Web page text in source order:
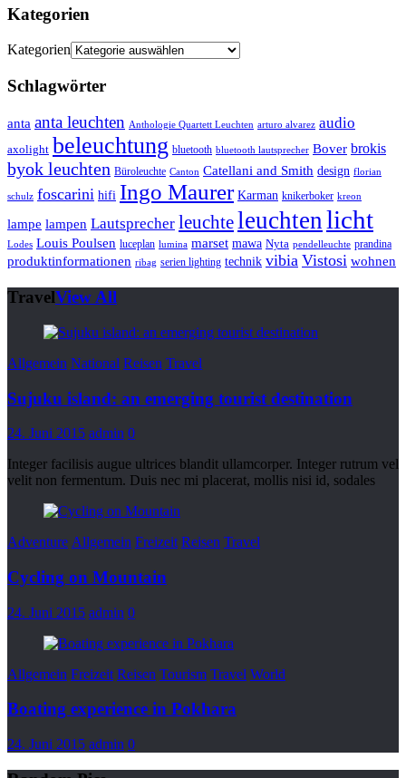
Kategorien
Kategorien
Schlagwörter
anta anta leuchten Anthologie Quartett Leuchten arturo alvarez audio
axolight beleuchtung bluetooth bluetooth lautsprecher Bover brokis
byok leuchten Büroleuchte Canton Catellani and Smith design florian
schulz foscarini hifi Ingo Maurer Karman knikerboker kreon
lampe lampen Lautsprecher leuchteleuchtenlicht
Lodes Louis Poulsen luceplan lumina marset mawa Nyta pendelleuchte prandina
produktinformationen ribag serien lighting technik vibia Vistosi wohnen
TravelView All
Allgemein National Reisen Travel
Sujuku island: an emerging tourist destination
24. Juni 2015 admin 0
Integer facilisis augue ultrices blandit ullamcorper. Integer rutrum vel
velit non fermentum. Duis nec mi placerat, mollis nisi id, sodales
Adventure Allgemein Freizeit Reisen Travel
Cycling on Mountain
24. Juni 2015 admin 0
Allgemein Freizeit Reisen Tourism Travel World
Boating experience in Pokhara
24. Juni 2015 admin 0